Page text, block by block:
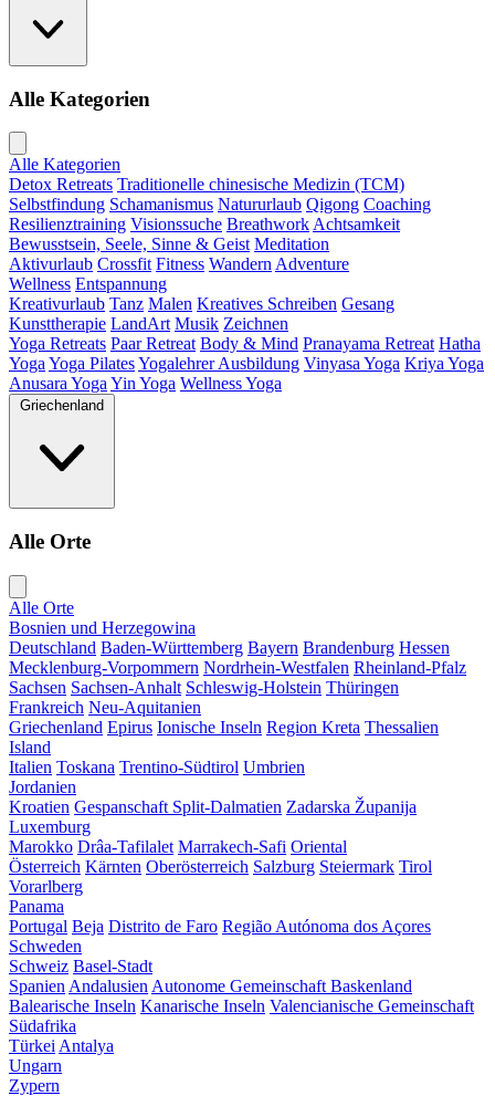
Alle Kategorien
Alle Kategorien
Detox Retreats Traditionelle chinesische Medizin (TCM)
Selbstfindung Schamanismus Natururlaub Qigong Coaching
Resilienztraining Visionssuche Breathwork Achtsamkeit
Bewusstsein, Seele, Sinne & Geist Meditation
Aktivurlaub Crossfit Fitness Wandern Adventure
Wellness Entspannung
Kreativurlaub Tanz Malen Kreatives Schreiben Gesang
Kunsttherapie LandArt Musik Zeichnen
Yoga Retreats Paar Retreat Body & Mind Pranayama Retreat Hatha
Yoga Yoga PilatesYogalehrer Ausbildung Vinyasa Yoga Kriya Yoga
Anusara Yoga Yin Yoga Wellness Yoga
Griechenland
Alle Orte
Alle Orte
Bosnien und Herzegowina
Deutschland Baden-Württemberg Bayern Brandenburg Hessen
Mecklenburg-Vorpommern Nordrhein-Westfalen Rheinland-Pfalz
Sachsen Sachsen-Anhalt Schleswig-Holstein Thüringen
Frankreich Neu-Aquitanien
Griechenland Epirus Ionische Inseln Region Kreta Thessalien
Island
Italien Toskana Trentino-Südtirol Umbrien
Jordanien
Kroatien Gespanschaft Split-Dalmatien Zadarska Županija
Luxemburg
Marokko Drâa-Tafilalet Marrakech-Safi Oriental
Österreich Kärnten Oberösterreich Salzburg Steiermark Tirol
Vorarlberg
Panama
Portugal Beja Distrito de Faro Região Autónoma dos Açores
Schweden
Schweiz Basel-Stadt
Spanien Andalusien Autonome Gemeinschaft Baskenland
Balearische Inseln Kanarische Inseln Valencianische Gemeinschaft
Südafrika
Türkei Antalya
Ungarn
Zypern